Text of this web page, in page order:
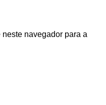
navegador para a